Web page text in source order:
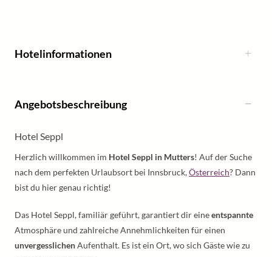
Hotelinformationen
Angebotsbeschreibung
Hotel Seppl
Herzlich willkommen im Hotel Seppl in Mutters! Auf der Suche
nach dem perfekten Urlaubsort bei Innsbruck,Österreich? Dann
bist du hier genau richtig!
Das Hotel Seppl, familiär geführt, garantiert dir eineentspannte
Atmosphäre und zahlreiche Annehmlichkeiten für einen
unvergesslichenAufenthalt. Es ist ein Ort, wo sich Gäste wie zu